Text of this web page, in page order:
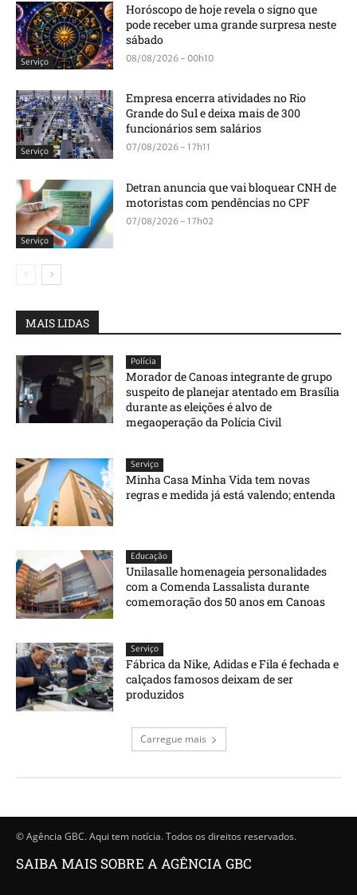
Serviço
Horóscopo de hoje revela o signo que
pode receber uma grande surpresa neste
sábado
08/08/2026 - 00h10
Serviço
Empresa encerra atividades no Rio
Grande do Sul e deixa mais de 300
funcionários sem salários
07/08/2026 - 17h11
Serviço
Detran anuncia que vai bloquear CNH de
motoristas com pendências no CPF
07/08/2026 - 17h02
MAIS LIDAS
Polícia
Morador de Canoas integrante de grupo
suspeito de planejar atentado em Brasília
durante as eleições é alvo de
megaoperação da Polícia Civil
Serviço
Minha Casa Minha Vida tem novas
regras e medida já está valendo; entenda
Educação
Unilasalle homenageia personalidades
com a Comenda Lassalista durante
comemoração dos 50 anos em Canoas
Serviço
Fábrica da Nike, Adidas e Fila é fechada e
calçados famosos deixam de ser
produzidos
Carregue mais
© Agência GBC. Aqui tem notícia. Todos os direitos reservados.
SAIBA MAIS SOBRE A AGÊNCIA GBC